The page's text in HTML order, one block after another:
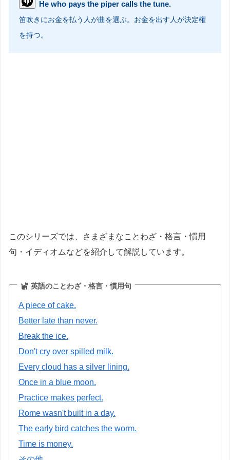
He who pays the piper calls the tune.
笛吹きにお金を払う人が曲を選ぶ。お金を出す人が決定権
を持つ。
このシリーズでは、さまざまなことわざ・格言・慣用
句・イディオムなどを紹介して解説しています。
英語のことわざ・格言・慣用句
A piece of cake.
Better late than never.
Break the ice.
Don't cry over spilled milk.
Every cloud has a silver lining.
Once in a blue moon.
Practice makes perfect.
Rome wasn't built in a day.
The early bird catches the worm.
Time is money.